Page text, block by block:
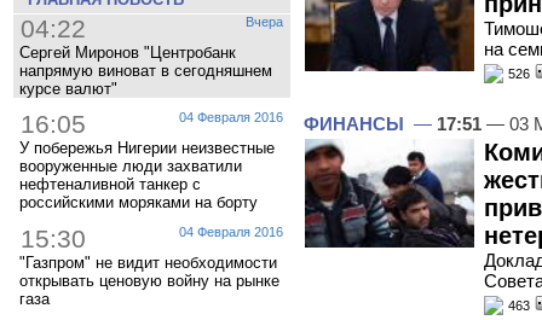
Вчера
04:22
Сергей Миронов "Центробанк
напрямую виноват в сегодняшнем
курсе валют"
04 Февраля 2016
16:05
У побережья Нигерии неизвестные
вооруженные люди захватили
нефтеналивной танкер с
российскими моряками на борту
04 Февраля 2016
15:30
"Газпром" не видит необходимости
открывать ценовую войну на рынке
газа
на
526
ФИНАНСЫ — 17:51 — 03
463